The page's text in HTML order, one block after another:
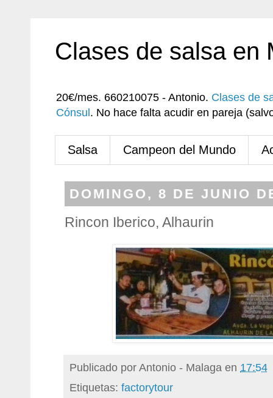
Clases de salsa en
20€/mes. 660210075 - Antonio. Clases de
Cónsul . No hace falta acudir en pareja
Salsa Campeon del Mundo
DOMINGO, 8 DE JUNIO
Rincon Iberico, Alhaurin
Publicado porAntonio - Malaga en 17:54
Etiquetas: factorytour